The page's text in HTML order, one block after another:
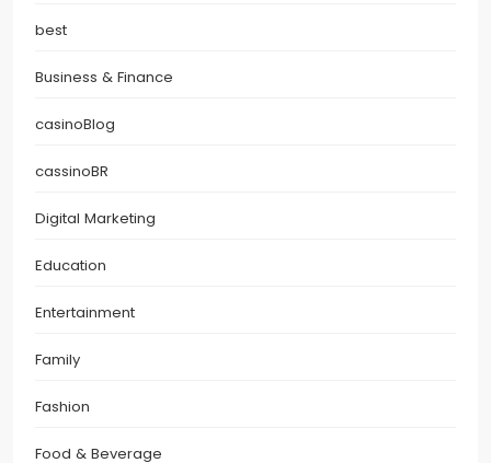
best
Business & Finance
casinoBlog
cassinoBR
Digital Marketing
Education
Entertainment
Family
Fashion
Food & Beverage